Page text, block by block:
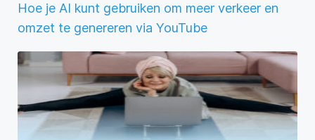
Hoe je AI kunt gebruiken om meer verkeer en
omzet te genereren via YouTube